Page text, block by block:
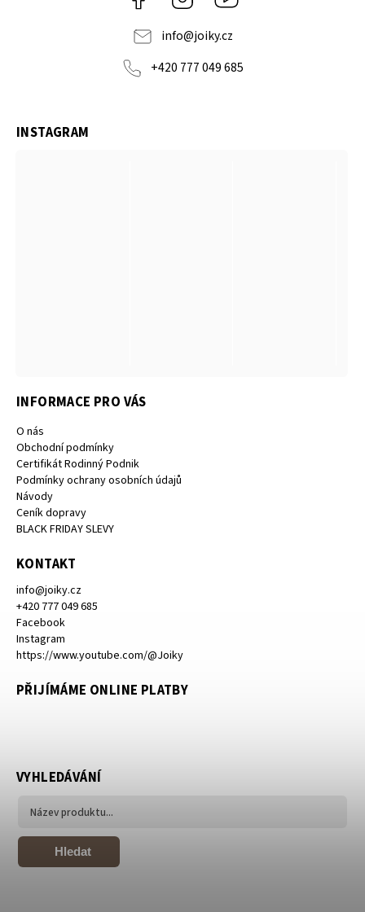
info@joiky.cz
+420 777 049 685
INFORMACE PRO VÁS
O nás
Obchodní podmínky
Certifikát Rodinný Podnik
Podmínky ochrany osobních údajů
Návody
Ceník dopravy
BLACK FRIDAY SLEVY
KONTAKT
info@joiky.cz
+420 777 049 685
Facebook
Instagram
https://www.youtube.com/@Joiky
PŘIJÍMÁME ONLINE PLATBY
INSTAGRAM
VYHLEDÁVÁNÍ
Hledat